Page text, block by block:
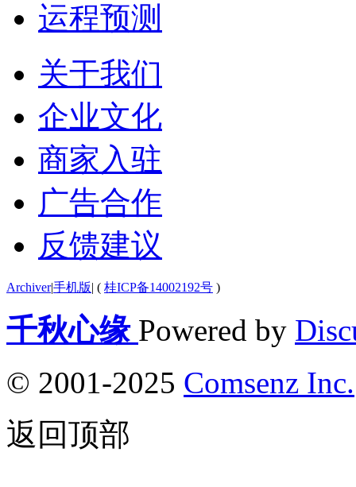
运程预测
关于我们
企业文化
商家入驻
广告合作
反馈建议
Archiver|手机版| ( 桂ICP备14002192号 )
千秋心缘 Powered by
© 2001-2025 Comsenz Inc.
返回顶部